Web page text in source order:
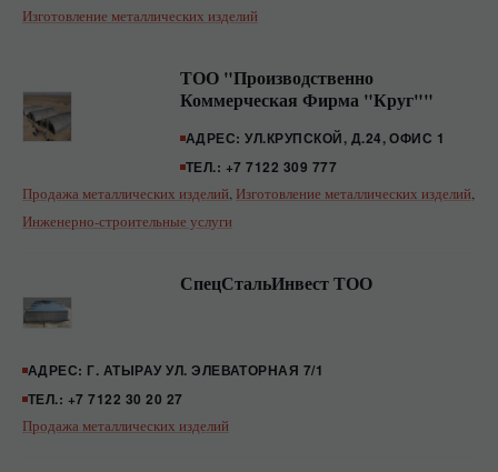
Изготовление металлических изделий
ТОО "Производственно
Коммерческая Фирма "Круг""
АДРЕС: УЛ.КРУПСКОЙ, Д.24, ОФИС 1
ТЕЛ.: +7 7122 309 777
Продажа металлических изделий, Изготовление металлических изделий,
Инженерно-строительные услуги
СпецСтальИнвест ТОО
АДРЕС: Г. АТЫРАУ УЛ. ЭЛЕВАТОРНАЯ 7/1
ТЕЛ.: +7 7122 30 20 27
Продажа металлических изделий